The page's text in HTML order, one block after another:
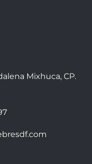
Mixhuca, CP.